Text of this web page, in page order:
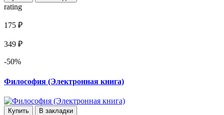
rating
175 ₽
349 ₽
-50%
Философия (Электронная книга)
Купить В закладки